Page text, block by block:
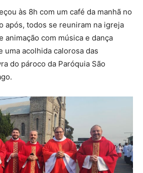
às 8h com um café da manhã no
após, todos se reuniram na igreja
animação com música e dança
uma acolhida calorosa das
do pároco da Paróquia São